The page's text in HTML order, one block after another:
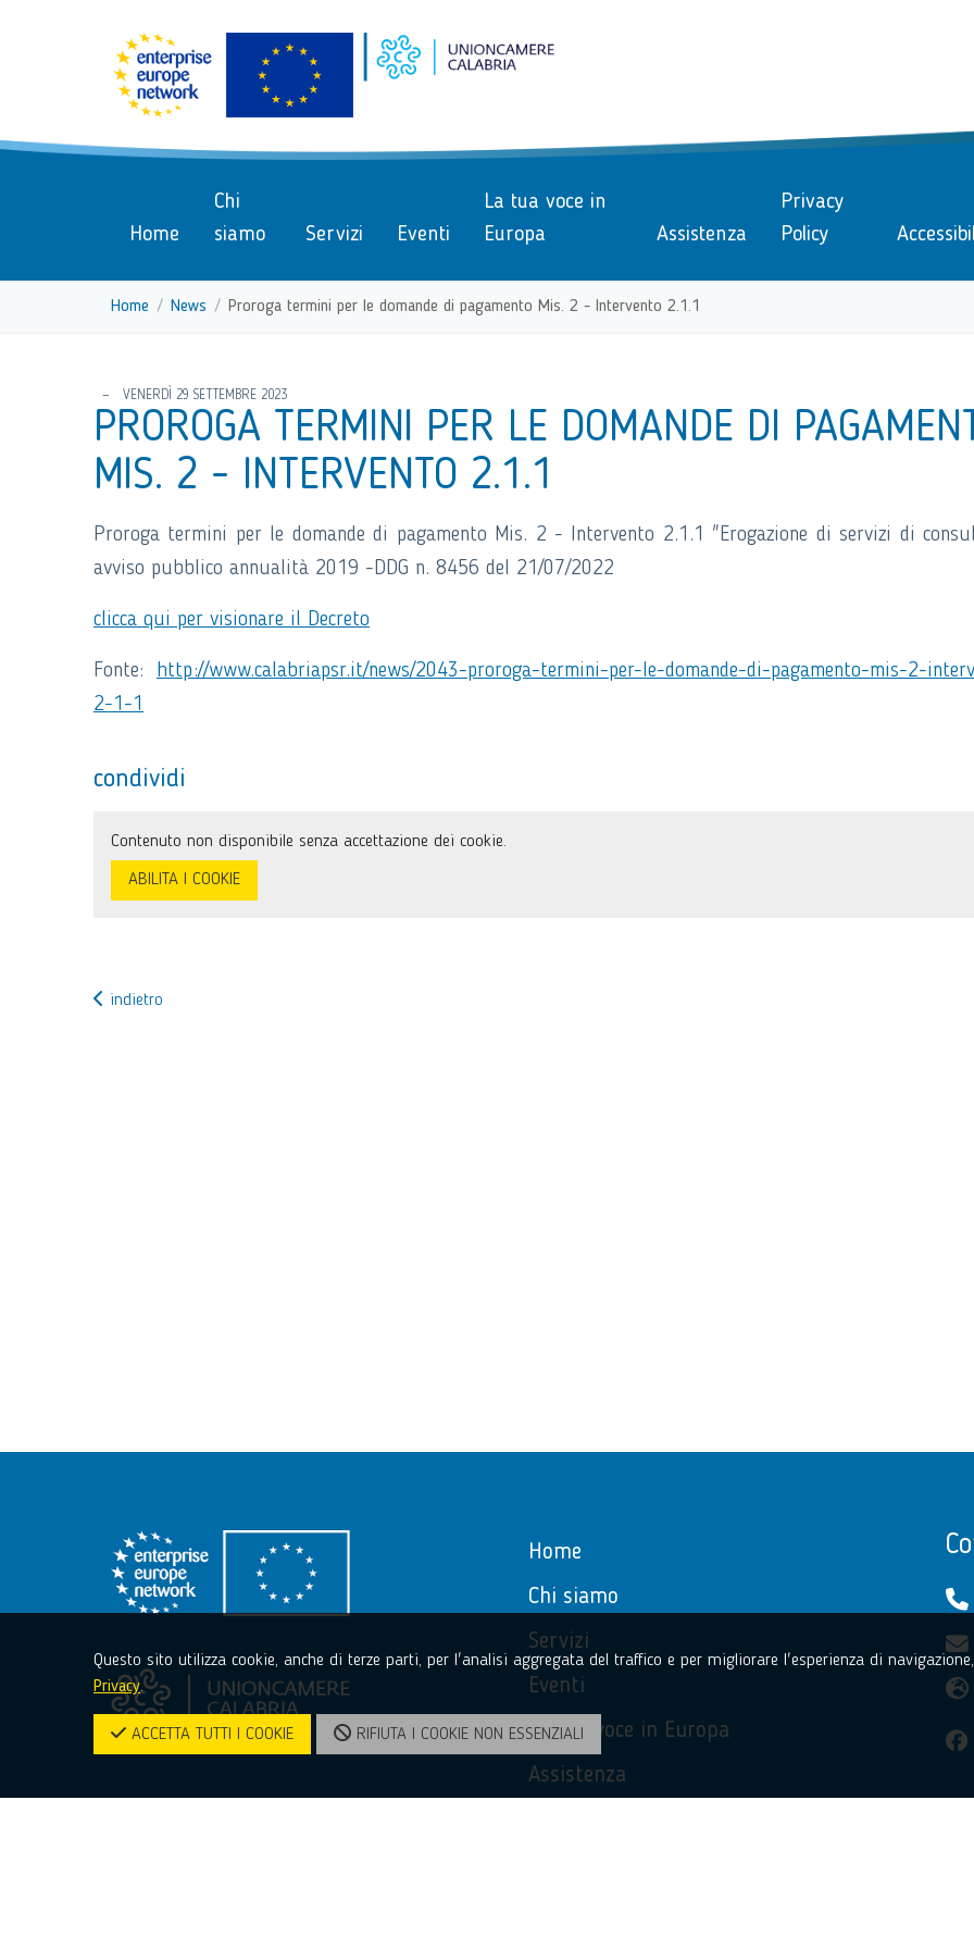
Vai ai contenuti
Menu di navigazione
Home
Chi
siamo
Servizi Eventi
La tua voce in
Europa
Assistenza
Privacy
Policy
Home News Proroga termini per le domande di pagamento Mis. 2 - Intervento 2.1.1
VENERDÌ 29 SETTEMBRE 2023
PROROGA TERMINI PER LE DOMANDE DI
MIS. 2 - INTERVENTO 2.1.1
Proroga termini per le domande di pagamento Mis. 2 - Intervento 2.1.1 "Erogazione di servizi di
avviso pubblico annualità 2019 -DDG n. 8456 del 21/07/2022
clicca qui per visionare il Decreto
Fonte: http://www.calabriapsr.it/news/2043-proroga-termini-per-le-domande-di-pagamento-mis-2-
2-1-1
condividi
Contenuto non disponibile senza accettazione dei cookie.
ABILITA I COOKIE
indietro
Home
Chi siamo
Servizi
Eventi
La tua voce in Europa
Assistenza
Questo sito utilizza cookie, anche di terze parti, per l'analisi aggregata del traffico e per migliorare l'esperienza di
Privacy.
ACCETTA TUTTI I COOKIE RIFIUTA I COOKIE NON ESSENZIALI